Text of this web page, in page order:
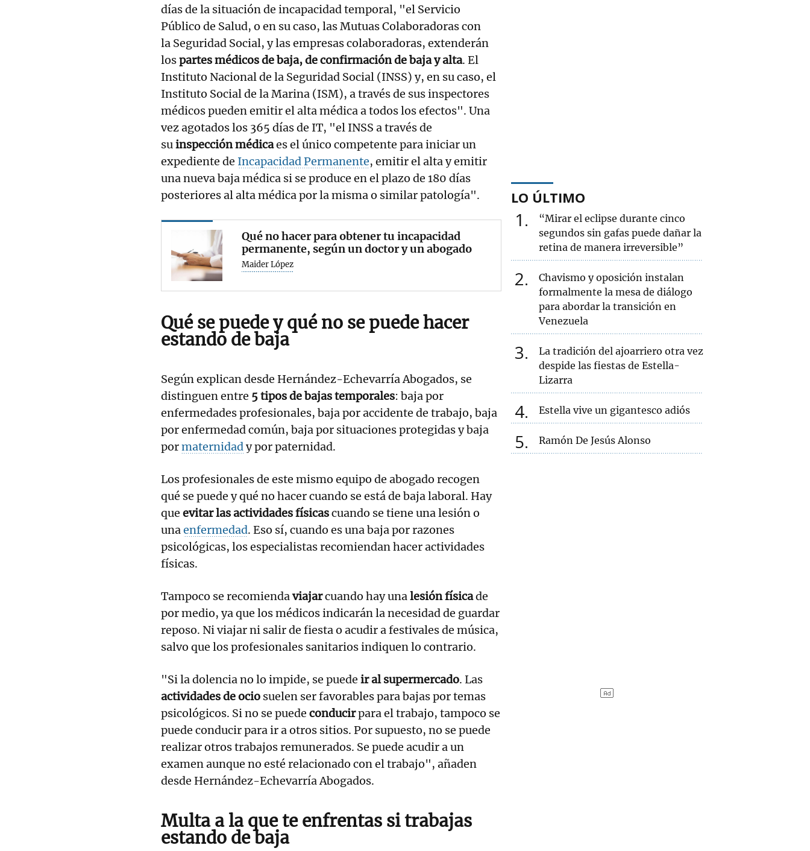
días de la situación de incapacidad temporal, "el Servicio
Público de Salud, o en su caso, las Mutuas Colaboradoras con
la Seguridad Social, y las empresas colaboradoras, extenderán
lospartes médicos de baja, de confirmación de baja y alta. El
Instituto Nacional de la Seguridad Social (INSS) y, en su caso, el
Instituto Social de la Marina (ISM), a través de sus inspectores
médicos pueden emitir el alta médica a todos los efectos". Una
vez agotados los 365 días de IT, "el INSS a través de
suinspección médicaes el único competente para iniciar un
expediente de Incapacidad Permanente, emitir el alta y emitir
una nueva baja médica si se produce en el plazo de 180 días
posteriores al alta médica por la misma o similar patología".
Qué no hacer para obtener tu incapacidad
permanente, según un doctor y un abogado
Maider López
Qué se puede y qué no se puede hacer
estando de baja
Según explican desde Hernández-Echevarría Abogados, se
distinguen entre 5 tipos de bajas temporales: baja por
enfermedades profesionales, baja por accidente de trabajo, baja
por enfermedad común, baja por situaciones protegidas y baja
pormaternidady por paternidad.
Los profesionales de este mismo equipo de abogado recogen
qué se puede y qué no hacer cuando se está de baja laboral. Hay
que evitar las actividades físicascuando se tiene una lesión o
unaenfermedad. Eso sí, cuando es una baja por razones
psicológicas, los especialistas recomiendan hacer actividades
físicas.
Tampoco se recomiendaviajarcuando hay unalesión físicade
por medio, ya que los médicos indicarán la necesidad de guardar
reposo. Ni viajar ni salir de fiesta o acudir a festivales de música,
salvo que los profesionales sanitarios indiquen lo contrario.
"Si la dolencia no lo impide, se puede ir al supermercado. Las
actividades de ocio suelen ser favorables para bajas por temas
psicológicos. Si no se puede conducirpara el trabajo, tampoco se
puede conducir para ir a otros sitios. Por supuesto, no se puede
realizar otros trabajos remunerados. Se puede acudir a un
examen aunque no esté relacionado con el trabajo", añaden
desde Hernández-Echevarría Abogados.
Multa a la que te enfrentas si trabajas
estando de baja
LO ÚLTIMO
1
“Mirar el eclipse durante cinco
segundos sin gafas puede dañar la
retina de manera irreversible”
2
Chavismo y oposición instalan
formalmente la mesa de diálogo
para abordar la transición en
Venezuela
3
La tradición del ajoarriero otra vez
despide las fiestas de Estella-
Lizarra
4 Estella vive un gigantesco adiós
5 Ramón De Jesús Alonso